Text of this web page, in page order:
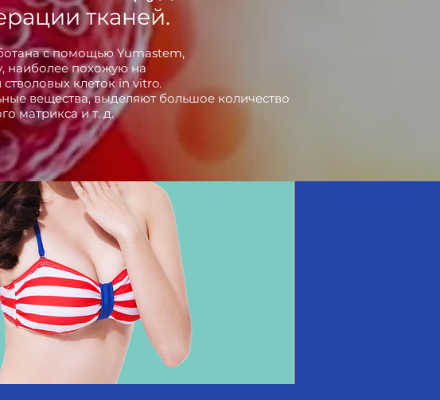
тканей.
с помощью Yumastem,
наиболее похожую на
клеток in vitro.
вещества, выделяют большое количество
матрикса и т. д.